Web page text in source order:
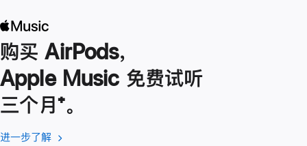
购买 AirPods，
Apple Music 免费试听
三个月脚
注
⁺。
进一步了解 进
(在